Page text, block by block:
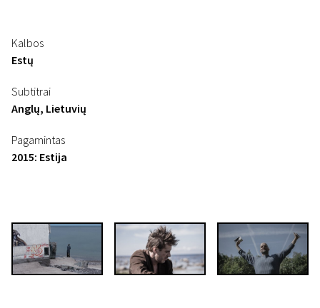
Kalbos
Estų
Subtitrai
Anglų, Lietuvių
Pagamintas
2015: Estija